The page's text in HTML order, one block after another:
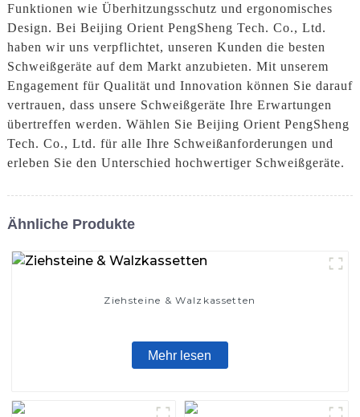
Funktionen wie Überhitzungsschutz und ergonomisches
Design. Bei Beijing Orient PengSheng Tech. Co., Ltd.
haben wir uns verpflichtet, unseren Kunden die besten
Schweißgeräte auf dem Markt anzubieten. Mit unserem
Engagement für Qualität und Innovation können Sie darauf
vertrauen, dass unsere Schweißgeräte Ihre Erwartungen
übertreffen werden. Wählen Sie Beijing Orient PengSheng
Tech. Co., Ltd. für alle Ihre Schweißanforderungen und
erleben Sie den Unterschied hochwertiger Schweißgeräte.
Ähnliche Produkte
Ziehsteine ​​& Walzkassetten
Mehr lesen